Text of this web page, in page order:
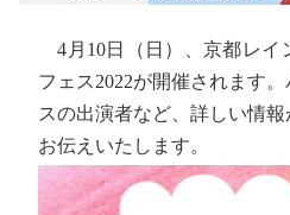
4月10日（日）、京都レイ
フェス2022が開催されます
スの出演者など、詳しい情報
お伝えいたします。